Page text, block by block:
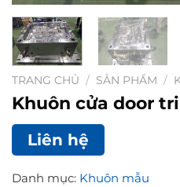
TRANG CHỦ / SẢN PHẨM /
Khuôn cửa door
Liên hệ
Danh mục: Khuôn mẫu